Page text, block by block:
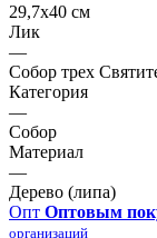
29,7х40 см
Лик
—
Собор трех
Категория
—
Собор
Материал
—
Дерево (липа)
Опт Оптовым
организаций